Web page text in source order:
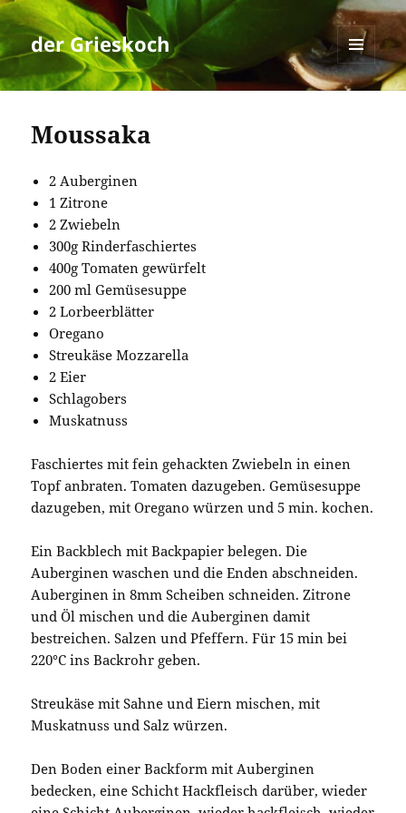
der Grieskoch
MENÜ
UND
Moussaka
2 Auberginen
1 Zitrone
2 Zwiebeln
300g Rinderfaschiertes
400g Tomaten gewürfelt
200 ml Gemüsesuppe
2 Lorbeerblätter
Oregano
Streukäse Mozzarella
2 Eier
Schlagobers
Muskatnuss
Faschiertes mit fein gehackten Zwiebeln in einen
Topf anbraten. Tomaten dazugeben. Gemüsesuppe
dazugeben, mit Oregano würzen und 5 min. kochen.
Ein Backblech mit Backpapier belegen. Die
Auberginen waschen und die Enden abschneiden.
Auberginen in 8mm Scheiben schneiden. Zitrone
und Öl mischen und die Auberginen damit
bestreichen. Salzen und Pfeffern. Für 15 min bei
220°C ins Backrohr geben.
Streukäse mit Sahne und Eiern mischen, mit
Muskatnuss und Salz würzen.
Den Boden einer Backform mit Auberginen
bedecken, eine Schicht Hackfleisch darüber, wieder